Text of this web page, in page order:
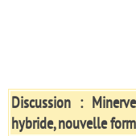
Discussion :
hybride, nouvelle